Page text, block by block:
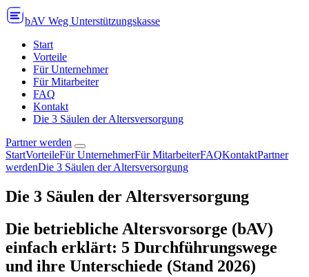
bAV Weg Unterstützungskasse
Start
Vorteile
Für Unternehmer
Für Mitarbeiter
FAQ
Kontakt
Die 3 Säulen der Altersversorgung
Partner werden
StartVorteileFür UnternehmerFür MitarbeiterFAQKontaktPartner
werdenDie 3 Säulen der Altersversorgung
Die 3 Säulen der Altersversorgung
Die betriebliche Altersvorsorge (bAV)
einfach erklärt: 5 Durchführungswege
und ihre Unterschiede (Stand 2026)